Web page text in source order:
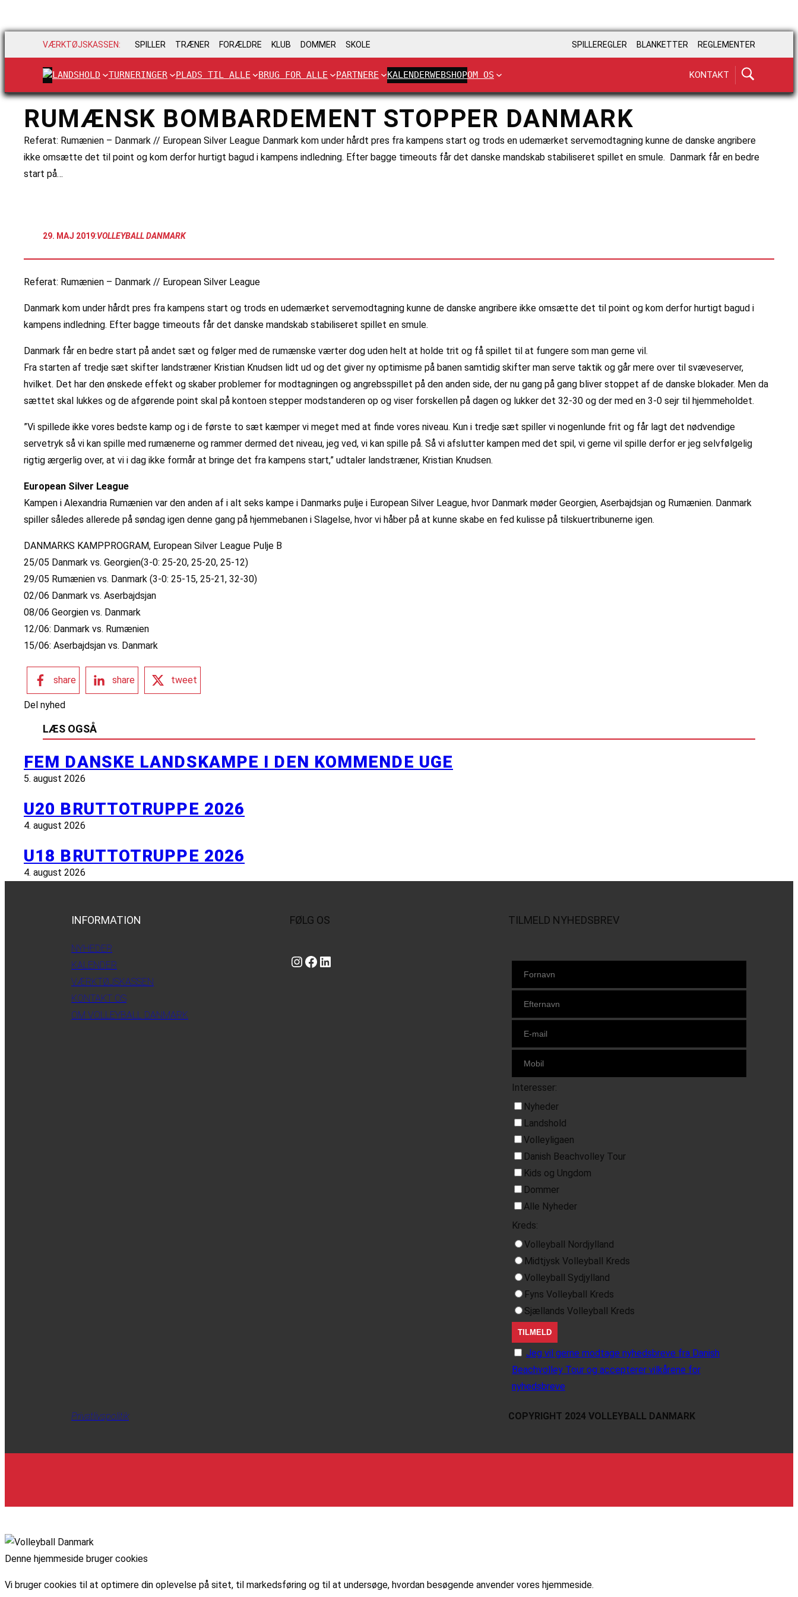
VÆRKTØJSKASSEN: SPILLER TRÆNER FORÆLDRE KLUB DOMMER SKOLE SPILLEREGLER BLANKETTER REGLEMENTER
LANDSHOLD TURNERINGER PLADS TIL ALLE BRUG FOR ALLE PARTNERE KALENDERWEBSHOPOM OS KONTAKT
RUMÆNSK BOMBARDEMENT STOPPER DANMARK
Referat: Rumænien – Danmark // European Silver League Danmark kom under hårdt pres fra kampens start og trods en udemærket servemodtagning kunne de danske angribere
ikke omsætte det til point og kom derfor hurtigt bagud i kampens indledning. Efter bagge timeouts får det danske mandskab stabiliseret spillet en smule. Danmark får en bedre
start på…
29. MAJ 2019:VOLLEYBALL DANMARK
Referat: Rumænien – Danmark // European Silver League
Danmark kom under hårdt pres fra kampens start og trods en udemærket servemodtagning kunne de danske angribere ikke omsætte det til point og kom derfor hurtigt bagud i
kampens indledning. Efter bagge timeouts får det danske mandskab stabiliseret spillet en smule.
Danmark får en bedre start på andet sæt og følger med de rumænske værter dog uden helt at holde trit og få spillet til at fungere som man gerne vil.
Fra starten af tredje sæt skifter landstræner Kristian Knudsen lidt ud og det giver ny optimisme på banen samtidig skifter man serve taktik og går mere over til svæveserver,
hvilket. Det har den ønskede effekt og skaber problemer for modtagningen og angrebsspillet på den anden side, der nu gang på gang bliver stoppet af de danske blokader. Men da
sættet skal lukkes og de afgørende point skal på kontoen stepper modstanderen op og viser forskellen på dagen og lukker det 32-30 og der med en 3-0 sejr til hjemmeholdet.
”Vi spillede ikke vores bedste kamp og i de første to sæt kæmper vi meget med at finde vores niveau. Kun i tredje sæt spiller vi nogenlunde frit og får lagt det nødvendige
servetryk så vi kan spille med rumænerne og rammer dermed det niveau, jeg ved, vi kan spille på. Så vi afslutter kampen med det spil, vi gerne vil spille derfor er jeg selvfølgelig
rigtig ærgerlig over, at vi i dag ikke formår at bringe det fra kampens start,” udtaler landstræner, Kristian Knudsen.
European Silver League
Kampen i Alexandria Rumænien var den anden af i alt seks kampe i Danmarks pulje i European Silver League, hvor Danmark møder Georgien, Aserbajdsjan og Rumænien. Danmark
spiller således allerede på søndag igen denne gang på hjemmebanen i Slagelse, hvor vi håber på at kunne skabe en fed kulisse på tilskuertribunerne igen.
DANMARKS KAMPPROGRAM, European Silver League Pulje B
25/05 Danmark vs. Georgien(3-0: 25-20, 25-20, 25-12)
29/05 Rumænien vs. Danmark (3-0: 25-15, 25-21, 32-30)
02/06 Danmark vs. Aserbajdsjan
08/06 Georgien vs. Danmark
12/06: Danmark vs. Rumænien
15/06: Aserbajdsjan vs. Danmark
share share tweet
Del nyhed
LÆS OGSÅ
FEM DANSKE LANDSKAMPE I DEN KOMMENDE UGE
5. august 2026
U20 BRUTTOTRUPPE 2026
4. august 2026
U18 BRUTTOTRUPPE 2026
4. august 2026
INFORMATION
NYHEDER
KALENDER
VÆRKTØJSKASSEN
KONTAKT OS
OM VOLLEYBALL DANMARK
FØLG OS
Instagram https://www.facebook.com/danishbeachvolleytour LinkedIn
TILMELD NYHEDSBREV
Interesser:
Nyheder
Landshold
Volleyligaen
Danish Beachvolley Tour
Kids og Ungdom
Dommer
Alle Nyheder
Kreds:
Volleyball Nordjylland
Midtjysk Volleyball Kreds
Volleyball Sydjylland
Fyns Volleyball Kreds
Sjællands Volleyball Kreds
Jeg vil gerne modtage nyhedsbreve fra Danish
Beachvolley Tour og accepterer vilkårene for
nyhedsbreve
Privatlivspolitik COPYRIGHT 2024 VOLLEYBALL DANMARK
Denne hjemmeside bruger cookies
Vi bruger cookies til at optimere din oplevelse på sitet, til markedsføring og til at undersøge, hvordan besøgende anvender vores hjemmeside.